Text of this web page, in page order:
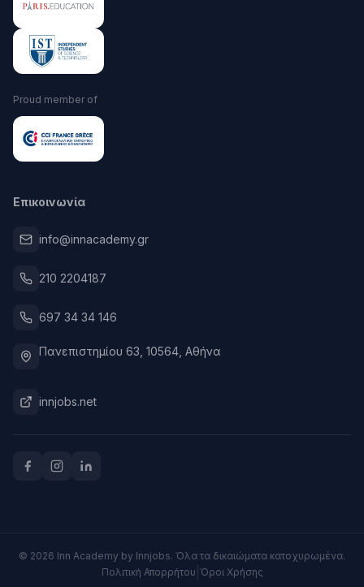
Proud member of
Επικοινωνία
info@innacademy.gr
210 2204187
697 34 34 146
Πανεπιστημίου 63, 10564, Αθήνα
innjobs.net
© 2026 Inn Academy by Innjobs. Όλα τα δικαιώματα κατοχυρωμένα.
Πολιτική Απορρήτου Όροι Χρήσης